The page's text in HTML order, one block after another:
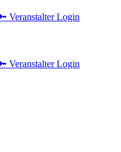
Veranstalter Login
Veranstalter Login